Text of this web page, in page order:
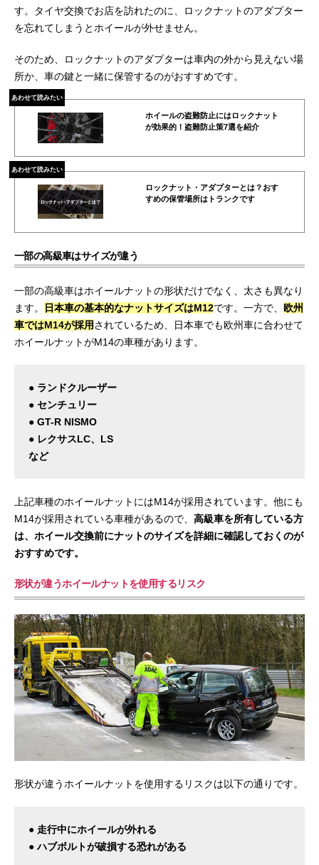
す。タイヤ交換でお店を訪れたのに、ロックナットのアダプター
を忘れてしまうとホイールが外せません。
そのため、ロックナットのアダプターは車内の外から見えない場
所か、車の鍵と一緒に保管するのがおすすめです。
あわせて読みたい
ホイールの盗難防止にはロックナット
が効果的！盗難防止策7選を紹介
あわせて読みたい
ロックナット・アダプターとは？おす
すめの保管場所はトランクです
一部の高級車はサイズが違う
一部の高級車はホイールナットの形状だけでなく、太さも異なり
ます。
日本車の基本的なナットサイズはM12です。一方で、 欧州
車ではM14が採用されているため、日本車でも欧州車に合わせて
ホイールナットがM14の車種があります。
● ランドクルーザー
● センチュリー
● GT-R NISMO
● レクサスLC、LS
など
上記車種のホイールナットにはM14が採用されています。他にも
M14が採用されている車種があるので、 高級車を所有している方
は、ホイール交換前にナットのサイズを詳細に確認しておくのが
おすすめです。
形状が違うホイールナットを使用するリスク
形状が違うホイールナットを使用するリスクは以下の通りです。
● 走行中にホイールが外れる
● ハブボルトが破損する恐れがある